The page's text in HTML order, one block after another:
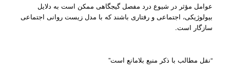
عوامل مؤثر در شیوع درد مفصل گیجگاهی ممکن است به دلایل
بیولوژیکی، اجتماعی و رفتاری باشند که با مدل زیست روانی اجتماعی
سازگار است.
“نقل مطالب با ذکر منبع بلامانع است”